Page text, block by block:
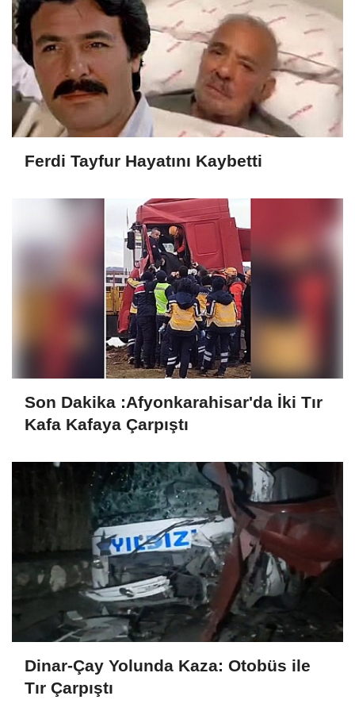
Ferdi Tayfur Hayatını Kaybetti
Son Dakika :Afyonkarahisar'da İki Tır
Kafa Kafaya Çarpıştı
Dinar-Çay Yolunda Kaza: Otobüs ile
Tır Çarpıştı